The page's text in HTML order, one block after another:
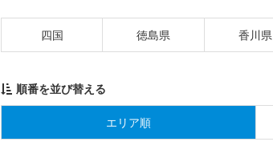
四国 徳島県 香川県
順番を並び替える
エリア順